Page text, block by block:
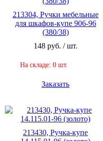
213304, Ручки мебельные
для шкафов-купе 906-96
(380/38)
148 руб. / шт.
На складе: 0 шт.
Заказать
213430, Ручка-купе